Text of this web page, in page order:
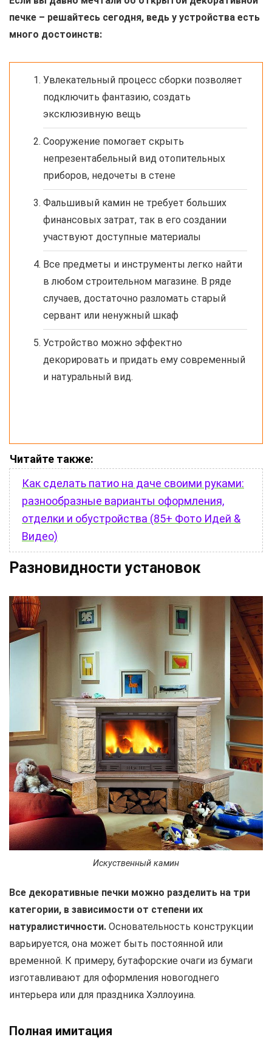
печке – решайтесь сегодня, ведь у устройства есть
много достоинств:
Увлекательный процесс сборки позволяет
подключить фантазию, создать
эксклюзивную вещь
Сооружение помогает скрыть
непрезентабельный вид отопительных
приборов, недочеты в стене
Фальшивый камин не требует больших
финансовых затрат, так в его создании
участвуют доступные материалы
Все предметы и инструменты легко найти
в любом строительном магазине. В ряде
случаев, достаточно разломать старый
сервант или ненужный шкаф
Устройство можно эффектно
декорировать и придать ему современный
и натуральный вид.
Читайте также:
Как сделать патио на даче своими руками:
разнообразные варианты оформления,
отделки и обустройства (85+ Фото Идей &
Видео)
Разновидности установок
Искуственный камин
Все декоративные печки можно разделить на три
категории, в зависимости от степени их
натуралистичности. Основательность конструкции
варьируется, она может быть постоянной или
временной. К примеру, бутафорские очаги из бумаги
изготавливают для оформления новогоднего
интерьера или для праздника Хэллоуина.
Полная имитация